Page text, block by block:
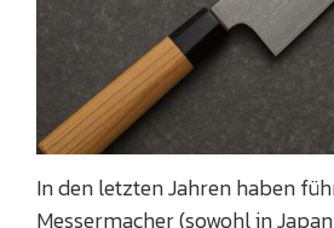
In den letzten Jahren haben
Messermacher (sowohl in